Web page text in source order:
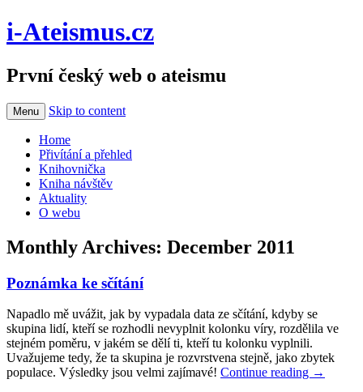
i-Ateismus.cz
První český web o ateismu
Menu Skip to content
Home
Přivítání a přehled
Knihovnička
Kniha návštěv
Aktuality
O webu
Monthly Archives: December 2011
Poznámka ke sčítání
Napadlo mě uvážit, jak by vypadala data ze sčítání, kdyby se
skupina lidí, kteří se rozhodli nevyplnit kolonku víry, rozdělila ve
stejném poměru, v jakém se dělí ti, kteří tu kolonku vyplnili.
Uvažujeme tedy, že ta skupina je rozvrstvena stejně, jako zbytek
populace. Výsledky jsou velmi zajímavé! Continue reading →